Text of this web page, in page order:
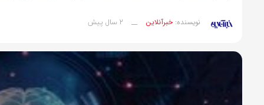
نویسنده:خبرآنلاین __ 2 سال پیش